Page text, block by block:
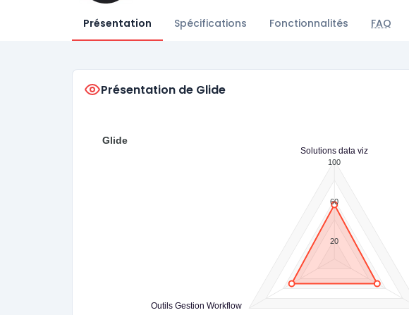
Présentation Spécifications Fonctionnalités FAQ
Présentation de Glide
Solutions data viz
Outils Gestion Workflow
100
60
20
Glide